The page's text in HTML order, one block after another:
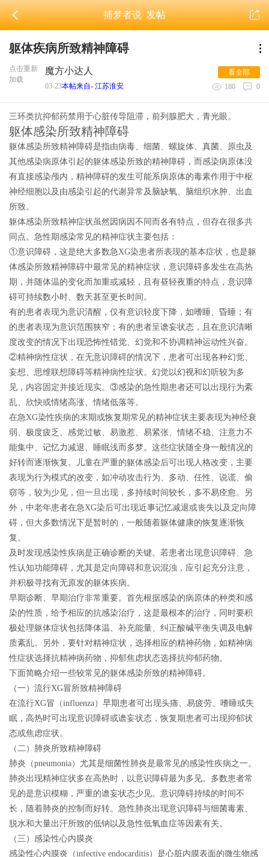
捕梦者说发帖
躯体疾病所致精神障碍
点击重新
加载
魔方小达人
03-23本帖来自- 江苏淮安
看全部
180
0
三环类抗抑郁药禁用于心脏传导阻滞，前列腺肥大，青光眼。
躯体感染所致精神障碍
躯体感染所致精神障碍是指由病毒、细菌、螺旋体、真菌、原虫及
其他感染病原体引起的躯体感染所致的精神障碍，而感染病原体没
有直接感染颅内，精神障碍的发生可能系病原体的毒素作用于中枢
神经细胞以及由感染引起的代谢异常及脑缺氧、脑组织水肿、出血
所致。
躯体感染所致精神症状虽然因病因不同而各有特点，但存在很多共
同点。急性期感染常见的精神症状主要包括：
①意识障碍，这是绝大多数急XG染患者所表现的基本症状，也是躯
体感染所致精神障碍中最常见的精神症状，意识障碍多发生在高热
期，并随体温的变化而加重或减轻，且有昼轻夜重的特点，意识障
碍可持续数小时、数天甚至更长时间。
有的患者表现为意识清醒，仅有意识轻度下降 ，如嗜睡、昏睡； 有
的患者表现为意识范围狭窄；有的患者呈谵妄状态，且在意识清晰
度改变的情况下出现恐怖性错觉、幻觉和不协调精神运动性兴奋。
②精神病性症状，在无意识障碍的情况下，患者可出现各种幻觉、
妄想、思维联想障碍等精神病性症状。幻觉以幻视和幻听较为多
见，内容固定并接近现实。③感染的急性期患者还可以出现行为紊
乱、欣快或情绪高涨、情绪低落等。
在急XG染性疾病的末期或恢复期常见的精神症状主要表现为神经衰
弱、极度疲乏、感觉过敏、易激惹、易紧张、情绪不稳、注意力不
能集中、记忆力减退、睡眠浅而多梦。这些症状随全身一般情况的
好转而逐渐恢复。儿童在严重的躯体感染后可出现人格改变，主要
表现为行为模式的改变，如冲动攻击行为、多动、任性、说谎、偷
窃等，较为少见，但一旦出现，多持续时间较长，多不易痊愈。另
外，中老年患者在急XG染后可出现近事记忆减退或丧失以及定向障
碍，但大多数情况下是暂时的，一般随着躯体健康的恢复逐渐恢
复。
及时发现感染性疾病是正确诊断的关键。若患者出现意识障碍、急
性认知功能障碍，尤其是定向障碍和意识混浊，应引起充分注意，
并积极寻找有无原发的躯体疾病。
早期诊断、早期治疗非常重要。首先根据感染的病原体的种类和感
染的性质，给予相应的抗感染治疗，这是最根本的治疗，同时要积
极处理躯体症状包括降体温、补充能量、纠正酸碱平衡失调及电解
质紊乱。另外，要针对精神症状，选择相应的精神药物，如精神病
性症状选择抗精神病药物，抑郁焦虑状态选择抗抑郁药物。
下面简略介绍一些较常见的躯体感染所致的精神障碍。
（一）流行XG冒所致精神障碍
在流行XG冒（influenza）早期患者可出现头痛、易疲劳、嗜睡或失
眠，高热时可出现意识障碍或谵妄状态，恢复期患者可出现抑郁状
态或焦虑症状。
（二）肺炎所致精神障碍
肺炎（pneumonia）尤其是细菌性肺炎是最常见的感染性疾病之一。
肺炎出现精神症状多在高热时，以意识障碍最为多见。多数患者常
见的是意识模糊，严重的谵妄状态少见。意识障碍持续的时间不
长，随着肺炎的控制而好转。急性肺炎出现意识障碍与细菌毒素、
脱水和大量出汗所致的低钠以及急性低氧血症等因素有关。
（三）感染性心内膜炎
感染性心内膜炎（infective endocarditis）是心脏内膜表面的微生物感